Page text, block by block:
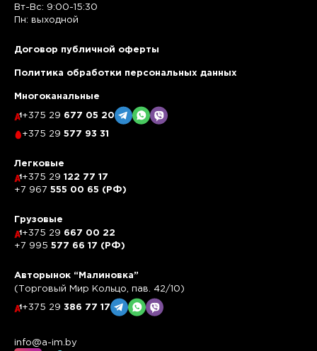
Вт-Вс: 9:00-15:30
Пн: выходной
Договор публичной оферты
Политика обработки персональных данных
Многоканальные
+375 29 677 05 20
+375 29 577 93 31
Легковые
+375 29 122 77 17
+7 967 555 00 65 (РФ)
Грузовые
+375 29 667 00 22
+7 995 577 66 17 (РФ)
Авторынок “Малиновка”
(Торговый Мир Кольцо, пав. 42/10)
+375 29 386 77 17
info@a-im.by